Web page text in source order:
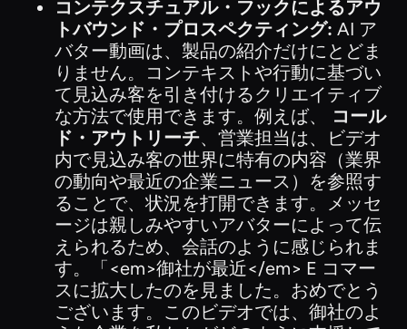
コンテクスチュアル・フックによるアウ
トバウンド・プロスペクティング: AI ア
バター動画は、製品の紹介だけにとどま
りません。コンテキストや行動に基づい
て見込み客を引き付けるクリエイティブ
な方法で使用できます。例えば、
コール
ド・アウトリーチ、営業担当は、ビデオ
内で見込み客の世界に特有の内容（業界
の動向や最近の企業ニュース）を参照す
ることで、状況を打開できます。メッセ
ージは親しみやすいアバターによって伝
えられるため、会話のように感じられま
す。「<em>御社が最近</em> E コマー
スに拡大したのを見ました。おめでとう
ございます。このビデオでは、御社のよ